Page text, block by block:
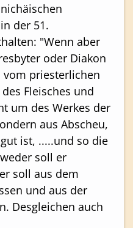
der 51.
"Wenn aber
oder Diakon
priesterlichen
Fleisches und
um des Werkes der
aus Abscheu,
ist, .....und so die
soll er
soll aus dem
und aus der
Desgleichen auch